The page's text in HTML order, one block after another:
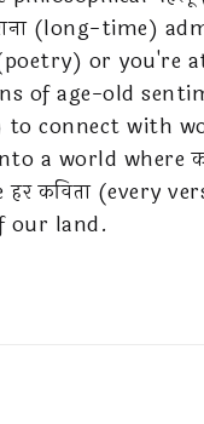
(long-time)
or you're
of age-old
to connect with
a world where
कविता (every
our land.